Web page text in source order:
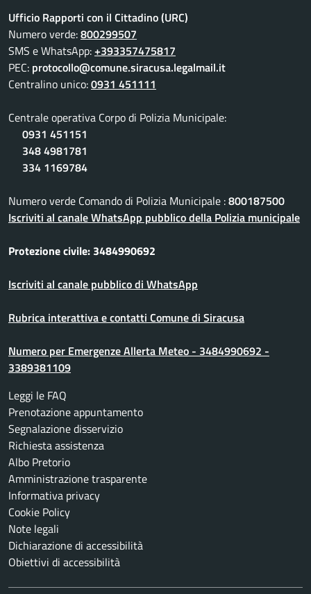
Ufficio Rapporti con il Cittadino (URC)
Numero verde:800299507
SMS e WhatsApp:+393357475817
PEC: protocollo@comune.siracusa.legalmail.it
Centralino unico:0931 451111
Centrale operativa Corpo di Polizia Municipale:
0931 451151
348 4981781
334 1169784
Numero verde Comando di Polizia Municipale :800187500
Iscriviti al canale WhatsApp pubblico della Polizia municipale
Protezione civile: 3484990692
Iscriviti al canale pubblico di WhatsApp
Rubrica interattiva e contatti Comune di Siracusa
Numero per Emergenze Allerta Meteo - 3484990692 -
3389381109
Leggi le FAQ
Prenotazione appuntamento
Segnalazione disservizio
Richiesta assistenza
Albo Pretorio
Amministrazione trasparente
Informativa privacy
Cookie Policy
Note legali
Dichiarazione di accessibilità
Obiettivi di accessibilità